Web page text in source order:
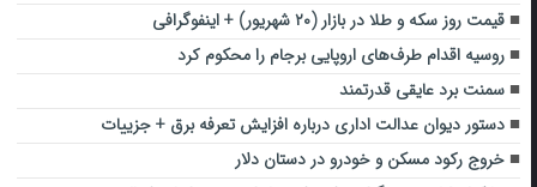
قیمت روز سکه و طلا در بازار (۲۰ شهریور) + اینفوگرافی
روسیه اقدام طرف‌های اروپایی برجام را محکوم کرد
سمنت برد عایقی قدرتمند
دستور دیوان عدالت اداری درباره افزایش تعرفه برق + جزییات
خروج رکود مسکن و خودرو در دستان دلار